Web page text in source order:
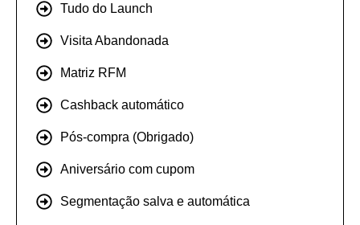
Tudo do Launch
Visita Abandonada
Matriz RFM
Cashback automático
Pós-compra (Obrigado)
Aniversário com cupom
Segmentação salva e automática